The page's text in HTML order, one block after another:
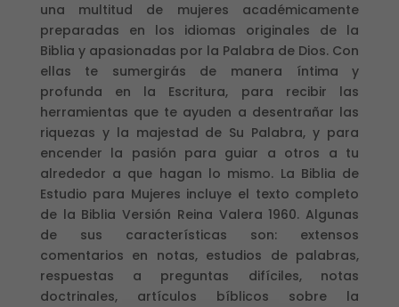
una multitud de mujeres académicamente
preparadas en los idiomas originales de la
Biblia y apasionadas por la Palabra de Dios. Con
ellas te sumergirás de manera íntima y
profunda en la Escritura, para recibir las
herramientas que te ayuden a desentrañar las
riquezas y la majestad de Su Palabra, y para
encender la pasión para guiar a otros a tu
alrededor a que hagan lo mismo. La Biblia de
Estudio para Mujeres incluye el texto completo
de la Biblia Versión Reina Valera 1960. Algunas
de sus características son: extensos
comentarios en notas, estudios de palabras,
respuestas a preguntas difíciles, notas
doctrinales, artículos bíblicos sobre la